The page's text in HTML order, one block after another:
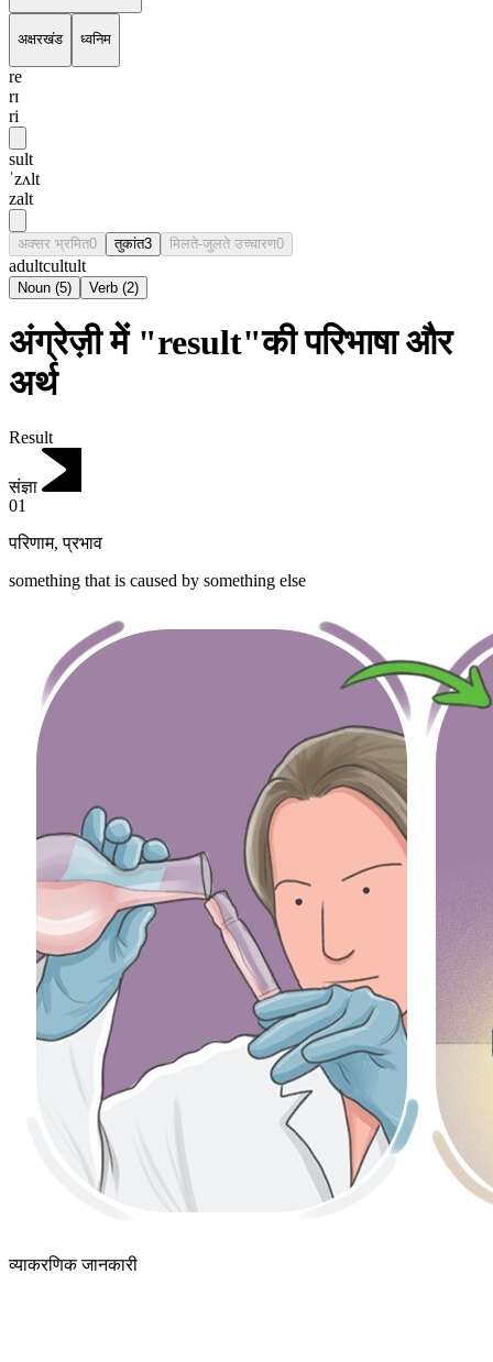
अक्षरखंड ध्वनिम
re
rɪ
ri
sult
ˈzʌlt
zalt
अक्सर भ्रमित0 तुकांत3 मिलते-जुलते उच्चारण0
adultcultult
Noun (5) Verb (2)
अंग्रेज़ी में "result"की परिभाषा और
अर्थ
Result
संज्ञा
01
परिणाम,प्रभाव
something that is caused by something else
व्याकरणिक जानकारी